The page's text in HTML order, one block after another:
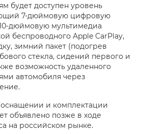
будет доступен уровень
7-дюймовую цифровую
дюймовую мультимедиа
беспроводного Apple CarPlay,
зимний пакет (подогрев
стекла, сидений первого и
возможность удаленного
автомобиля через
и комплектации
объявлено позже в ходе
на российском рынке.